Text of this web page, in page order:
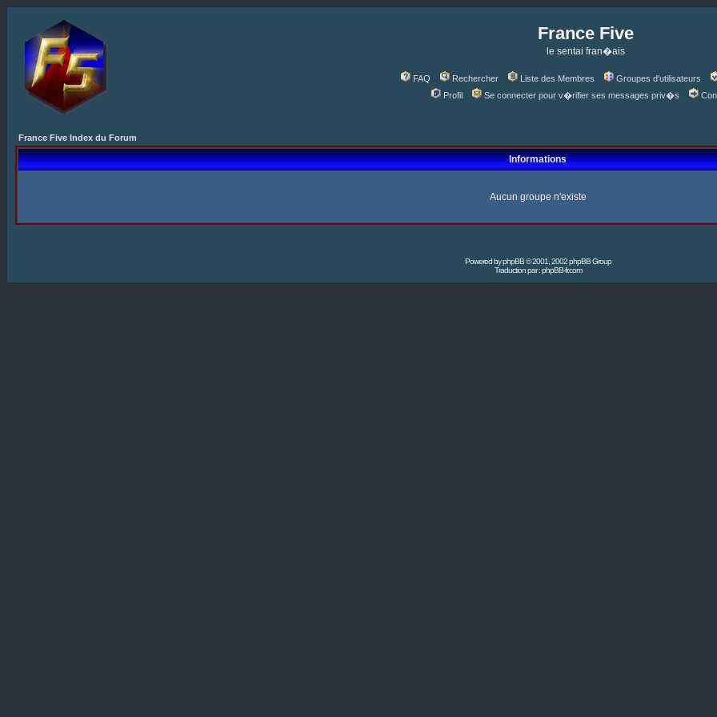
France Five
le sentai fran�ais
FAQ Rechercher Liste des Membres Groupes d'utilisateurs
Profil
Se connecter pour v�rifier ses messages priv�s
France Five Index du Forum
Informations
Aucun groupe n'existe
Powered byphpBB© 2001, 2002 phpBB Group
Traduction par :phpBB-fr.com